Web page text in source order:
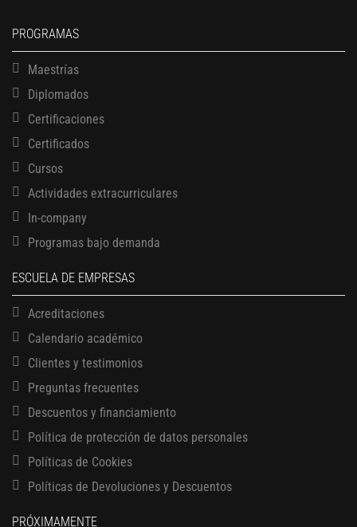
PROGRAMAS
Maestrías
Diplomados
Certificaciones
Certificados
Cursos
Actividades extracurriculares
In-company
Programas bajo demanda
ESCUELA DE EMPRESAS
Acreditaciones
Calendario académico
Clientes y testimonios
Preguntas frecuentes
Descuentos y financiamiento
Política de protección de datos personales
Políticas de Cookies
Políticas de Devoluciones y Descuentos
PRÓXIMAMENTE
13 AGOSTO, 2026
Finanzas para no financieros
Gerencia de empresas familiares